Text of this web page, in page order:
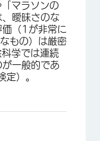
マラソンの
曖昧さのな
価（1が非常に
もの）は厳密
学では連続
一般的であ
定）。